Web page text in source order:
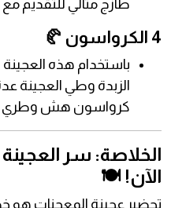
طازج مثالي للتقديم
4 الكرواسون 🥐
باستخدام هذه
الزبدة وطي العجينة
كرواسون هش وطري
الخلاصة: سر العجينة
الآن! 🍽️
تحضير عجينة المعجنات هو